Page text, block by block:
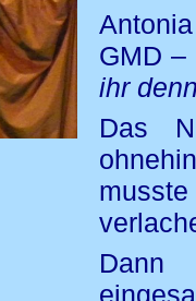
GMD
ihr
Das
Dann